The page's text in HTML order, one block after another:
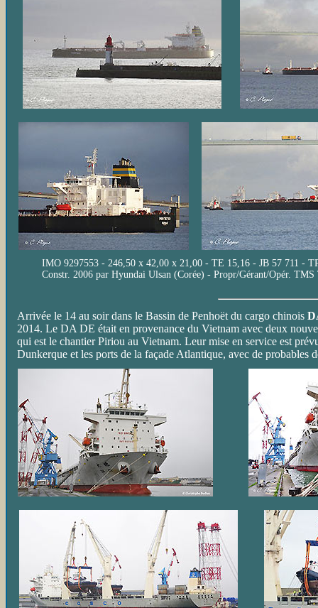
IMO 9297553 - 246,50 x 42,00 x 21,00 - TE 15,16 - JB 57 711 -
Constr. 2006 par Hyundai Ulsan (Corée) - Propr/Gérant/Opér. TMS
Arrivée le 14 au soir dans le Bassin de Penhoët du cargo chinois
2014. Le DA DE était en provenance du Vietnam avec deux
qui est le chantier Piriou au Vietnam. Leur mise en service est
Dunkerque et les ports de la façade Atlantique, avec de probables